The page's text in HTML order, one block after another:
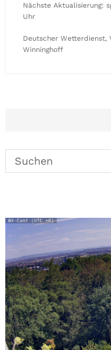
Nächste Aktualisierung:
Uhr
Deutscher Wetterdienst,
Winninghoff